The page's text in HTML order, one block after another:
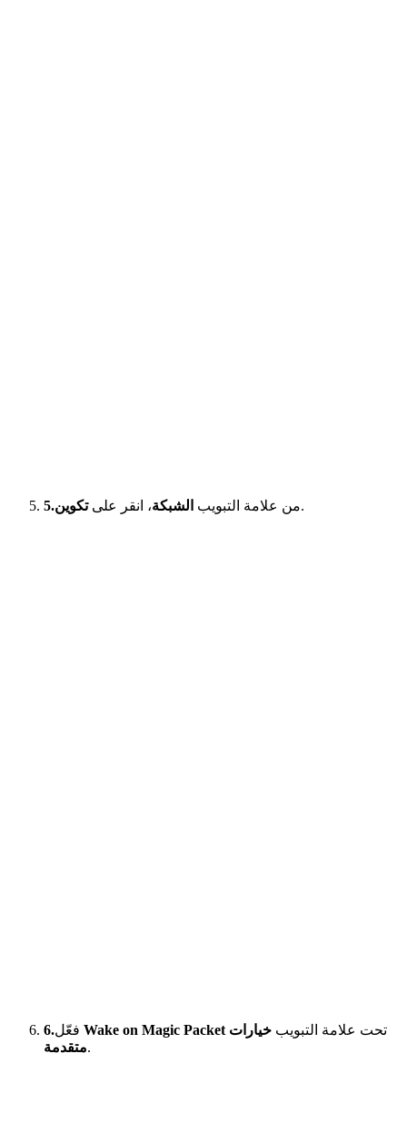
5. من علامة التبويب الشبكة، انقر علىتكوين .
6. Wake on Magic Packet تحت علامة التبويب خيارات
متقدمة.